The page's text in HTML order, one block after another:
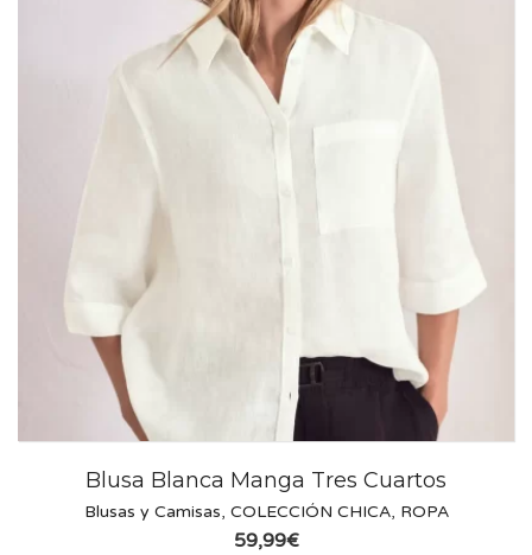
Blusa Blanca Manga Tres Cuartos
Blusas y Camisas, COLECCIÓN CHICA, ROPA
59,99€